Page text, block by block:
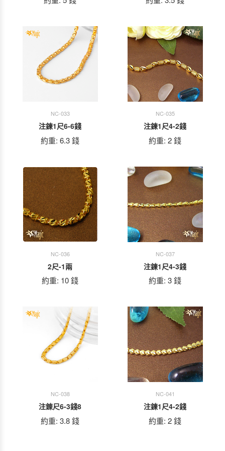
NC-033
注鍊1尺6-6錢
約重: 6.3 錢
NC-035
注鍊1尺4-2錢
約重: 2 錢
NC-036
2尺-1兩
約重: 10 錢
NC-037
注鍊1尺4-3錢
約重: 3 錢
NC-038
注錬尺6-3錢8
約重: 3.8 錢
NC-041
注鍊1尺4-2錢
約重: 2 錢